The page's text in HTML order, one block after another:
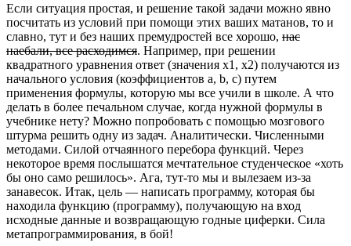
Если ситуация простая, и решение такой задачи можно явно
посчитать из условий при помощи этих ваших матанов, то и
славно, тут и без наших премудростей все хорошо, нас
наебали, все расходимся. Например, при решении
квадратного уравнения ответ (значения x1, x2) получаются из
начального условия (коэффициентов a, b, c) путем
применения формулы, которую мы все учили в школе. А что
делать в более печальном случае, когда нужной формулы в
учебнике нету? Можно попробовать с помощью мозгового
штурма решить одну из задач. Аналитически. Численными
методами. Силой отчаянного перебора функций. Через
некоторое время послышатся мечтательное студенческое «хоть
бы оно само решилось». Ага, тут-то мы и вылезаем из-за
занавесок. Итак, цель — написать программу, которая бы
находила функцию (программу), получающую на вход
исходные данные и возвращающую годные циферки. Сила
метапрограммирования, в бой!